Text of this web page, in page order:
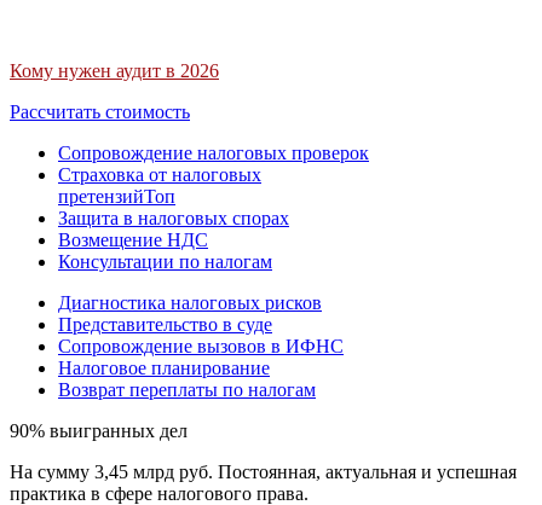
Кому нужен аудит в 2026
Рассчитать стоимость
Сопровождение налоговых проверок
Страховка от налоговых
претензийТоп
Защита в налоговых спорах
Возмещение НДС
Консультации по налогам
Диагностика налоговых рисков
Представительство в суде
Сопровождение вызовов в ИФНС
Налоговое планирование
Возврат переплаты по налогам
90% выигранных дел
На сумму 3,45 млрд руб. Постоянная, актуальная и успешная
практика в сфере налогового права.